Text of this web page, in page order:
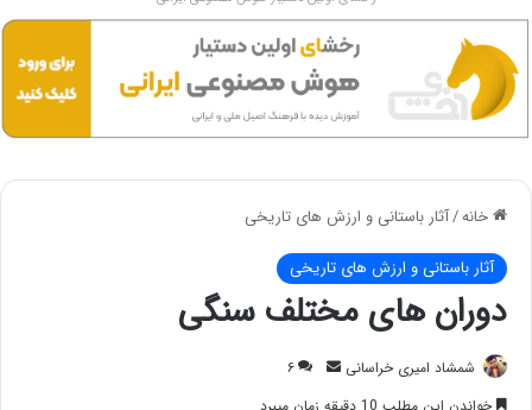
خانه/آثار باستانی و ارزش های تاریخی
آثار باستانی و ارزش های تاریخی
دوران های مختلف سنگی
شمشاد امیری خراسانی
ارسال
ایمیل
۶